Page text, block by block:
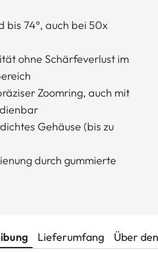
bis 74°, auch bei 50x
ohne Schärfeverlust im
Zoomring, auch mit
Gehäuse (bis zu
durch gummierte
Lieferumfang Über